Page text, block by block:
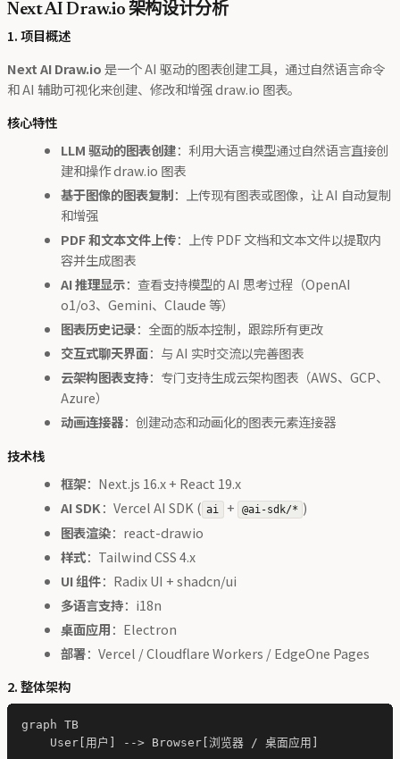
Next AI Draw.io 架构设计分析
1. 项目概述
Next AI Draw.io是一个 AI 驱动的图表创建工具，通过自然语言命令
和 AI 辅助可视化来创建、修改和增强 draw.io 图表。
核心特性
LLM 驱动的图表创建：利用大语言模型通过自然语言直接创
建和操作 draw.io 图表
基于图像的图表复制：上传现有图表或图像，让 AI 自动复制
和增强
PDF 和文本文件上传：上传 PDF 文档和文本文件以提取内
容并生成图表
AI 推理显示：查看支持模型的 AI 思考过程（OpenAI
o1/o3、Gemini、Claude 等）
图表历史记录：全面的版本控制，跟踪所有更改
交互式聊天界面：与 AI 实时交流以完善图表
云架构图表支持：专门支持生成云架构图表（AWS、GCP、
Azure）
动画连接器：创建动态和动画化的图表元素连接器
技术栈
框架：Next.js 16.x + React 19.x
AI SDK：Vercel AI SDK ( ai + @ai-sdk/* )
图表渲染：react-drawio
样式：Tailwind CSS 4.x
UI 组件：Radix UI + shadcn/ui
多语言支持：i18n
桌面应用：Electron
部署：Vercel / Cloudflare Workers / EdgeOne Pages
2. 整体架构
graph TB
    User[用户] --> Browser[浏览器 / 桌面应用]